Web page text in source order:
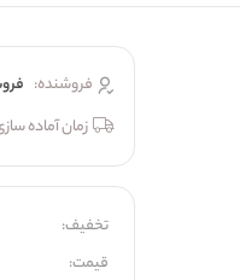
فروشنده:
زمان آماده
تخفیف:
قیمت: